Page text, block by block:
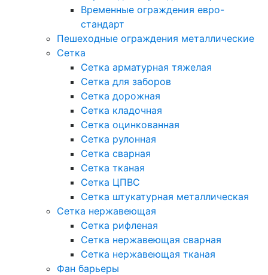
Временные ограждения евро-
стандарт
Пешеходные ограждения металлические
Сетка
Сетка арматурная тяжелая
Сетка для заборов
Сетка дорожная
Сетка кладочная
Сетка оцинкованная
Сетка рулонная
Сетка сварная
Сетка тканая
Сетка ЦПВС
Сетка штукатурная металлическая
Сетка нержавеющая
Сетка рифленая
Сетка нержавеющая сварная
Сетка нержавеющая тканая
Фан барьеры